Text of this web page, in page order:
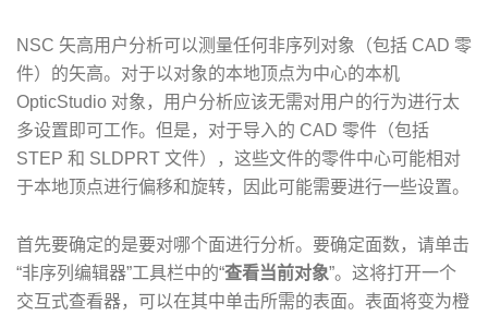
NSC 矢高用户分析可以测量任何非序列对象（包括 CAD 零
件）的矢高。对于以对象的本地顶点为中心的本机
OpticStudio 对象，用户分析应该无需对用户的行为进行太
多设置即可工作。但是，对于导入的 CAD 零件（包括
STEP 和 SLDPRT 文件），这些文件的零件中心可能相对
于本地顶点进行偏移和旋转，因此可能需要进行一些设置。
首先要确定的是要对哪个面进行分析。要确定面数，请单击
“非序列编辑器”工具栏中的“查看当前对象”。这将打开一个
交互式查看器，可以在其中单击所需的表面。表面将变为橙